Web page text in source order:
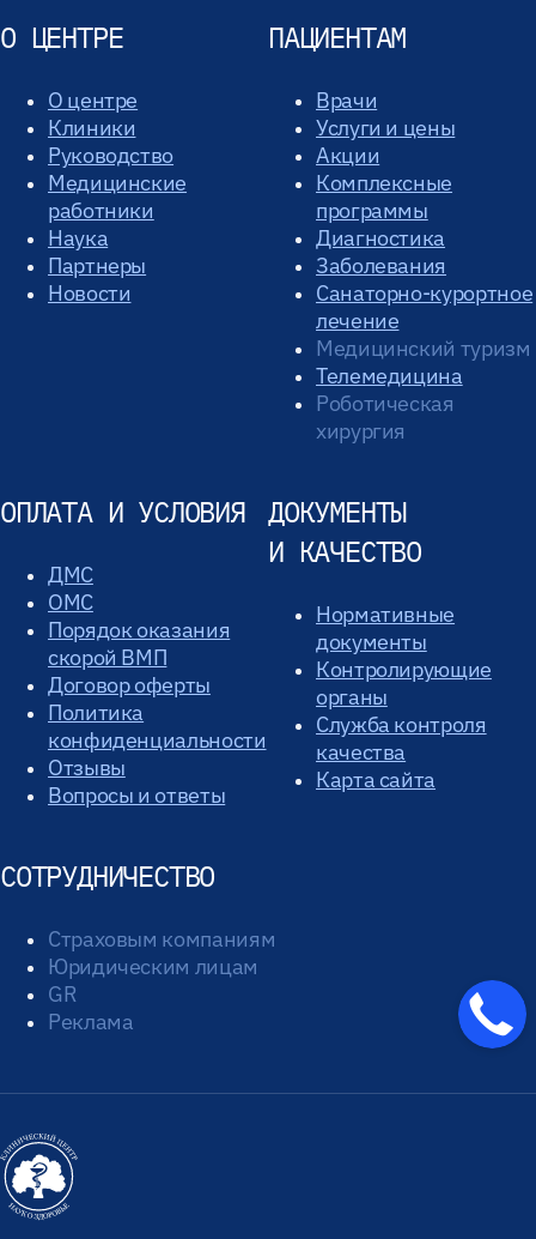
О ЦЕНТРЕ
О центре
Клиники
Руководство
Медицинские
работники
Наука
Партнеры
Новости
ПАЦИЕНТАМ
Врачи
Услуги и цены
Акции
Комплексные
программы
Диагностика
Заболевания
Санаторно-курортное
лечение
Медицинский туризм
Телемедицина
Роботическая
хирургия
ОПЛАТА И УСЛОВИЯ
ДМС
ОМС
Порядок оказания
скорой ВМП
Договор оферты
Политика
конфиденциальности
Отзывы
Вопросы и ответы
ДОКУМЕНТЫ
И КАЧЕСТВО
Нормативные
документы
Контролирующие
органы
Служба контроля
качества
Карта сайта
СОТРУДНИЧЕСТВО
Страховым компаниям
Юридическим лицам
GR
Реклама